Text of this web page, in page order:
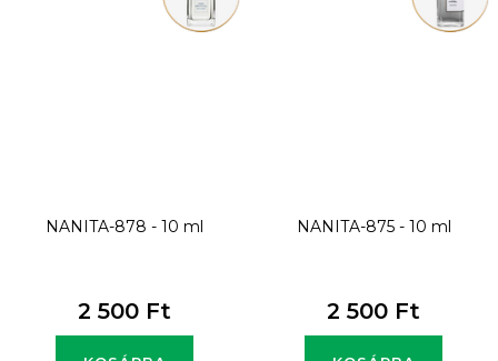
NANITA-878 - 10 ml
2 500 Ft
NANITA-875 - 10 ml
2 500 Ft